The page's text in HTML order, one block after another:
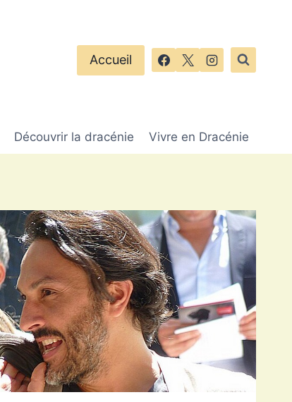
Accueil
Découvrir la dracénie Vivre en Dracénie